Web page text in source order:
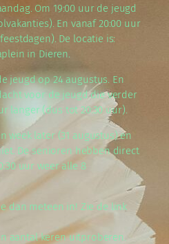
Om 19:00 uur de jeugd
En vanaf 20:00 uur
De locatie is:
in Dieren.
jeugd op 24 augustus. En
voor de jeugd die verder
langer (dus tot 20:30 uur).
week later (31 augustus) en
De senioren hebben direct
uur weer alle 8
dan meteen in! Zie de link
aantal keren uitproberen.